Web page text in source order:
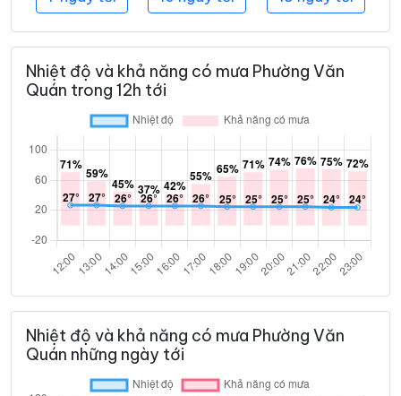
Nhiệt độ và khả năng có mưa Phường Văn
Quán trong 12h tới
Nhiệt độ và khả năng có mưa Phường Văn
Quán những ngày tới